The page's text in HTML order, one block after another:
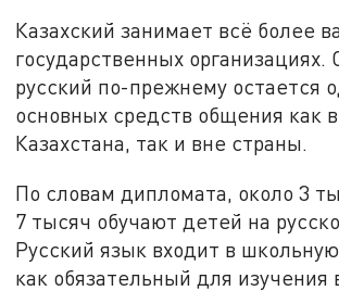
Казахский занимает всё более
государственных организациях.
русский по-прежнему остается
основных средств общения как
Казахстана, так и вне страны.
По словам дипломата, около 3
7 тысяч обучают детей на
Русский язык входит в
как обязательный для изучения